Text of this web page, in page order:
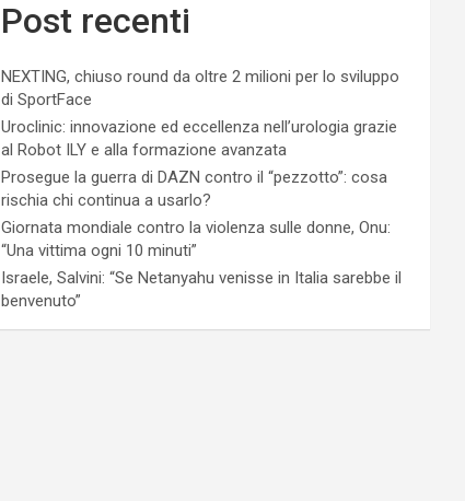
Post recenti
NEXTING, chiuso round da oltre 2 milioni per lo sviluppo
di SportFace
Uroclinic: innovazione ed eccellenza nell’urologia grazie
al Robot ILY e alla formazione avanzata
Prosegue la guerra di DAZN contro il “pezzotto”: cosa
rischia chi continua a usarlo?
Giornata mondiale contro la violenza sulle donne, Onu:
“Una vittima ogni 10 minuti”
Israele, Salvini: “Se Netanyahu venisse in Italia sarebbe il
benvenuto”